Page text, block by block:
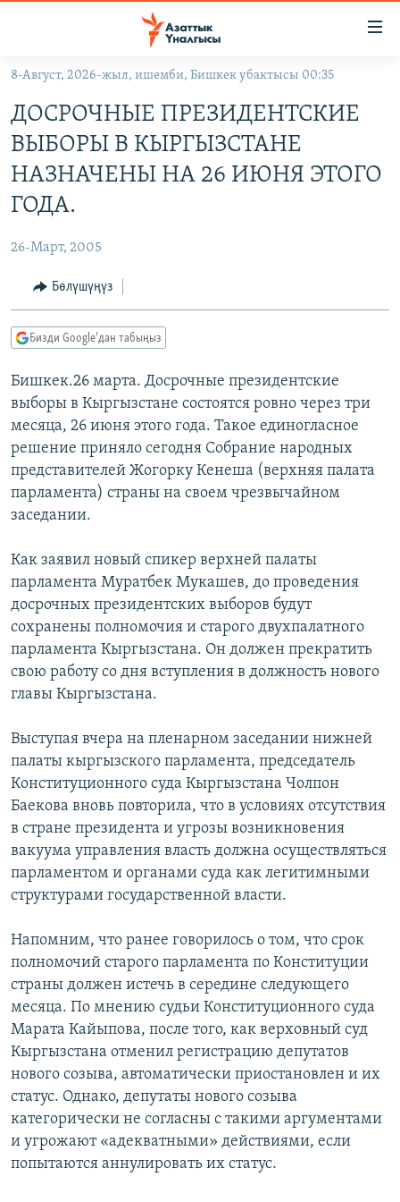
Навигацияга
өтүңүз
Издөөгө
салыңыз
КЫРГЫЗСТАН
МАДАНИЯТ
УКРАИНА
ТВ ПРОГРАММАЛАР
БҮГҮН АЗАТТЫКТА
БИЗ ЖАНА ДҮЙНӨ
ДАНИСТЕ
ЭЖЕ-СИҢДИЛЕР
АЗАТТЫК+
ЫҢГАЙСЫЗ СУРООЛОР
ПОДКАСТ
ОНЛАЙН ШЕРИНЕ
8-Август, 2026-жыл, ишемби, Бишкек убактысы 00:35
ДОСРОЧНЫЕ ПРЕЗИДЕНТСКИЕ
ВЫБОРЫ В КЫРГЫЗСТАНЕ
НАЗНАЧЕНЫ НА 26 ИЮНЯ ЭТОГО
ГОДА.
26-Март, 2005
Бөлүшүңүз
Бизди Google'дан табыңыз
Бишкек.26 марта. Досрочные президентские
выборы в Кыргызстане состоятся ровно через три
месяца, 26 июня этого года. Такое единогласное
решение приняло сегодня Собрание народных
представителей Жогорку Кенеша (верхняя палата
парламента) страны на своем чрезвычайном
заседании.
Как заявил новый спикер верхней палаты
парламента Муратбек Мукашев, до проведения
досрочных президентских выборов будут
сохранены полномочия и старого двухпалатного
парламента Кыргызстана. Он должен прекратить
свою работу со дня вступления в должность нового
главы Кыргызстана.
Выступая вчера на пленарном заседании нижней
палаты кыргызского парламента, председатель
Конституционного суда Кыргызстана Чолпон
Баекова вновь повторила, что в условиях отсутствия
в стране президента и угрозы возникновения
вакуума управления власть должна осуществляться
парламентом и органами суда как легитимными
структурами государственной власти.
Напомним, что ранее говорилось о том, что срок
полномочий старого парламента по Конституции
страны должен истечь в середине следующего
месяца. По мнению судьи Конституционного суда
Марата Кайыпова, после того, как верховный суд
Кыргызстана отменил регистрацию депутатов
нового созыва, автоматически приостановлен и их
статус. Однако, депутаты нового созыва
категорически не согласны с такими аргументами
и угрожают «адекватными» действиями, если
попытаются аннулировать их статус.